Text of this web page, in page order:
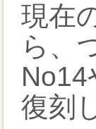
現在
ら、
復刻